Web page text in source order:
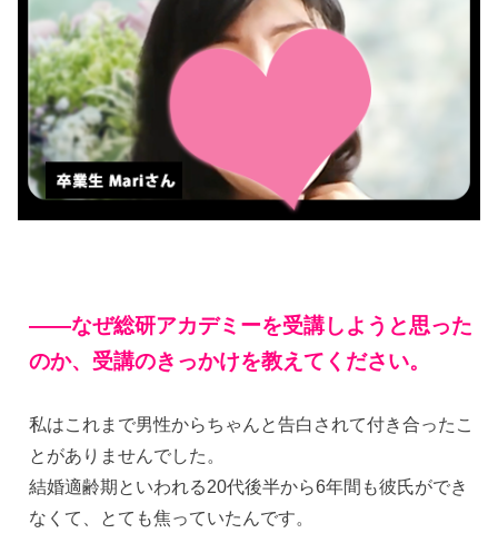
——なぜ総研アカデミーを受講しようと思った
のか、受講のきっかけを教えてください。
私はこれまで男性からちゃんと告白されて付き合ったこ
とがありませんでした。
結婚適齢期といわれる20代後半から6年間も彼氏ができ
なくて、とても焦っていたんです。